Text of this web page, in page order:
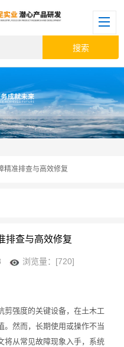
精准排查与高效修复
排查与高效修复
浏览量：[720]
强度的关键设备，在土木工
。然而，长期使用或操作不当
将从常见故障现象入手，系统